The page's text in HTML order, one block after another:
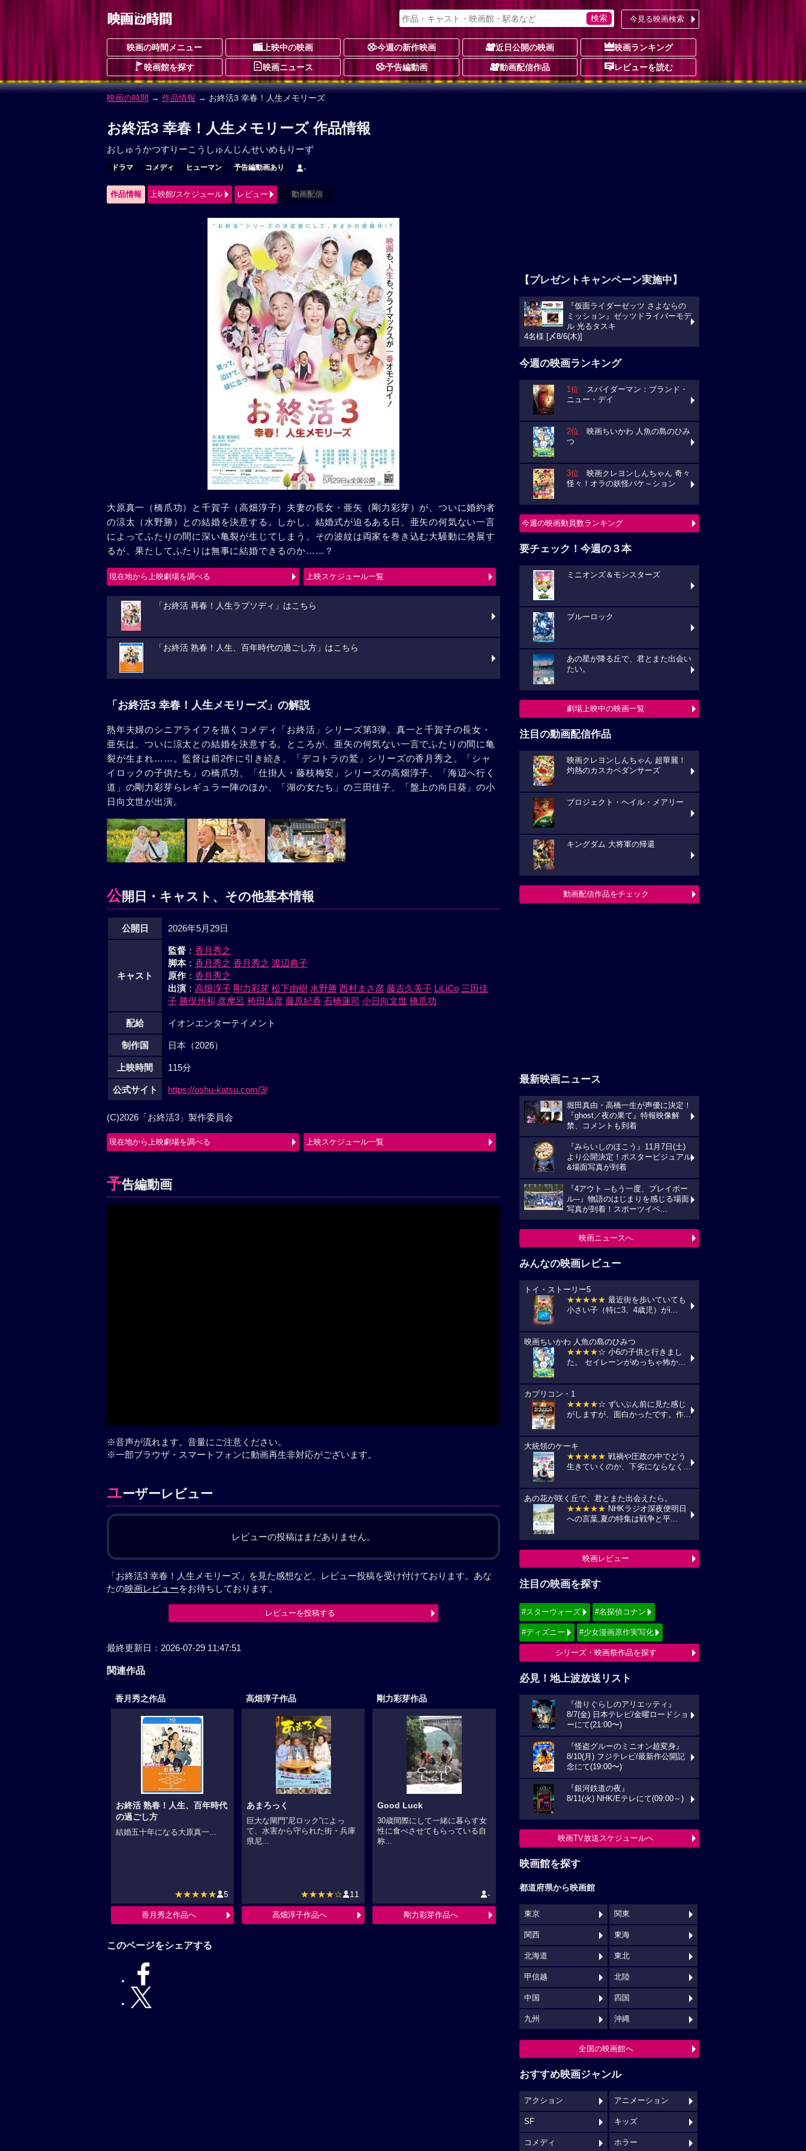
今見る映画検索
映画の時間メニュー 上映中の映画 今週の新作映画 近日公開の映画 映画ランキング
映画館を探す 映画ニュース 予告編動画 動画配信作品 レビューを読む
映画の時間 → 作品情報 → お終活3 幸春！人生メモリーズ
お終活3 幸春！人生メモリーズ 作品情報
おしゅうかつすりーこうしゅんじんせいめもりーず
ドラマ コメディ ヒューマン 予告編動画あり -
作品情報 上映館/スケジュール レビュー 動画配信
大原真一（橋爪功）と千賀子（高畑淳子）夫妻の長女・亜矢（剛力彩芽）が、ついに婚約者
の涼太（水野勝）との結婚を決意する。しかし、結婚式が迫るある日、亜矢の何気ない一言
によってふたりの間に深い亀裂が生じてしまう。その波紋は両家を巻き込む大騒動に発展す
るが、果たしてふたりは無事に結婚できるのか……？
現在地から上映劇場を調べる 上映スケジュール一覧
「お終活 再春！人生ラプソディ」はこちら
「お終活 熟春！人生、百年時代の過ごし方」はこちら
「お終活3 幸春！人生メモリーズ」の解説
熟年夫婦のシニアライフを描くコメディ「お終活」シリーズ第3弾。真一と千賀子の長女・
亜矢は、ついに涼太との結婚を決意する。ところが、亜矢の何気ない一言でふたりの間に亀
裂が生まれ……。監督は前2作に引き続き、「デコトラの鷲」シリーズの香月秀之。「シャ
イロックの子供たち」の橋爪功、「仕掛人・藤枝梅安」シリーズの高畑淳子、「海辺へ行く
道」の剛力彩芽らレギュラー陣のほか、「湖の女たち」の三田佳子、「盤上の向日葵」の小
日向文世が出演。
公開日・キャスト、その他基本情報
公開日 2026年5月29日
キャスト
監督：香月秀之
脚本：香月秀之 香月秀之 渡辺典子
原作：香月秀之
出演：高畑淳子 剛力彩芽 松下由樹 水野勝 西村まさ彦 藤吉久美子 LiLiCo 三田佳
子 勝俣州和 彦摩呂 袴田吉彦 藤原紀香 石橋蓮司 小日向文世 橋爪功
配給 イオンエンターテイメント
制作国 日本（2026）
上映時間 115分
公式サイト https://oshu-katsu.com/3/
(C)2026「お終活3」製作委員会
現在地から上映劇場を調べる 上映スケジュール一覧
予告編動画
※音声が流れます。音量にご注意ください。
※一部ブラウザ・スマートフォンに動画再生非対応がございます。
ユーザーレビュー
レビューの投稿はまだありません。
「お終活3 幸春！人生メモリーズ」を見た感想など、レビュー投稿を受け付けております。あな
たの映画レビューをお待ちしております。
レビューを投稿する
関連作品
香月秀之作品
お終活 熟春！人生、百年時代
の過ごし方
結婚五十年になる大原真一...
★★★★★ 5
香月秀之作品へ
高畑淳子作品
あまろっく
巨大な閘門”尼ロック”によっ
て、水害から守られた街・兵庫
県尼...
★★★★☆ 11
高畑淳子作品へ
剛力彩芽作品
Good Luck
30歳間際にして一緒に暮らす女
性に食べさせてもらっている自
称...
-
剛力彩芽作品へ
このページをシェアする
【プレゼントキャンペーン実施中】
『仮面ライダーゼッツ さよならの
ミッション』ゼッツドライバーモデ
ル 光るタスキ
4名様 [〆8/6(木)]
今週の映画ランキング
1位 スパイダーマン：ブランド・
ニュー・デイ
2位 映画ちいかわ 人魚の島のひみ
つ
3位 映画クレヨンしんちゃん 奇々
怪々！オラの妖怪バケ～ション
今週の映画動員数ランキング
要チェック！今週の３本
ミニオンズ＆モンスターズ
ブルーロック
あの星が降る丘で、君とまた出会い
たい。
劇場上映中の映画一覧
注目の動画配信作品
映画クレヨンしんちゃん 超華麗！
灼熱のカスカベダンサーズ
プロジェクト・ヘイル・メアリー
キングダム 大将軍の帰還
動画配信作品をチェック
最新映画ニュース
堀田真由・高橋一生が声優に決定！
『ghost／夜の果て』特報映像解
禁、コメントも到着
『みらいしのほこう』11月7日(土)
より公開決定！ポスタービジュアル
&場面写真が到着
『4アウト ─もう一度、プレイボー
ル─』物語のはじまりを感じる場面
写真が到着！スポーツイベ...
映画ニュースへ
みんなの映画レビュー
トイ・ストーリー5
★★★★★ 最近街を歩いていても
小さい子（特に3、4歳児）がi...
映画ちいかわ 人魚の島のひみつ
★★★★☆ 小6の子供と行きまし
た。 セイレーンがめっちゃ怖か...
カプリコン・1
★★★★☆ ずいぶん前に見た感じ
がしますが、面白かったです。作...
大統領のケーキ
★★★★★ 戦禍や圧政の中でどう
生きていくのか、下劣にならなく...
あの花が咲く丘で、君とまた出会えたら。
★★★★★ NHKラジオ深夜便明日
への言葉,夏の特集は戦争と平...
映画レビュー
注目の映画を探す
#スターウォーズ #名探偵コナン
#ディズニー #少女漫画原作実写化
シリーズ・映画祭作品を探す
必見！地上波放送リスト
『借りぐらしのアリエッティ』
8/7(金) 日本テレビ/金曜ロードショ
ーにて(21:00〜)
『怪盗グルーのミニオン超変身』
8/10(月) フジテレビ/最新作公開記
念にて(19:00〜)
『銀河鉄道の夜』
8/11(火) NHK/Eテレにて(09:00～)
映画TV放送スケジュールへ
映画館を探す
都道府県から映画館
東京 関東
関西 東海
北海道 東北
甲信越 北陸
中国 四国
九州 沖縄
全国の映画館へ
おすすめ映画ジャンル
アクション アニメーション
SF キッズ
コメディ ホラー